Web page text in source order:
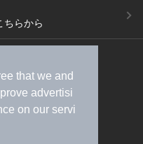
that we and
advertisi
on our servi
ちらから
広告出稿のご案内
MEMBERS+規約
ヘルプ
採用情報